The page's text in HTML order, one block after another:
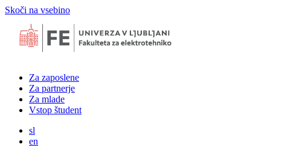
Skoči na vsebino
Za zaposlene
Za partnerje
Za mlade
Vstop študent
sl
en